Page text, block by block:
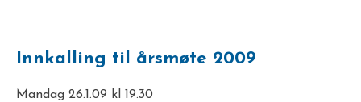
Innkalling til årsmøte 2009
Mandag 26.1.09 kl 19.30